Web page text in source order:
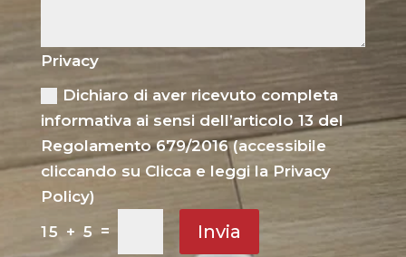
Privacy
Dichiaro di aver ricevuto completa
informativa ai sensi dell’articolo 13 del
Regolamento 679/2016 (accessibile
cliccando su Clicca e leggi la Privacy
Policy)
15 + 5 = Invia